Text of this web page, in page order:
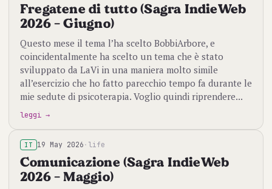
Fregatene di tutto (Sagra IndieWeb
2026 - Giugno)
Questo mese il tema l’ha scelto BobbiArbore, e
coincidentalmente ha scelto un tema che è stato
sviluppato da LaVi in una maniera molto simile
all’esercizio che ho fatto parecchio tempo fa durante le
mie sedute di psicoterapia. Voglio quindi riprendere...
leggi →
IT 19 May 2026 · life
Comunicazione (Sagra IndieWeb
2026 - Maggio)